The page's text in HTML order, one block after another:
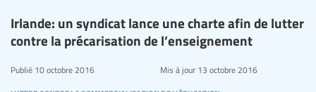
Irlande: un syndicat lance une charte afin de lutter
contre la précarisation de l’enseignement
Publié 10 octobre 2016 Mis à jour13 octobre 2016